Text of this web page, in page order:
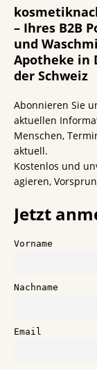
– Ihres B2B
und
Apotheke in
der Schweiz
Abonnieren Sie
aktuellen
Menschen,
aktuell.
Kostenlos und
agieren,
Jetzt
Vorname
Nachname
Email